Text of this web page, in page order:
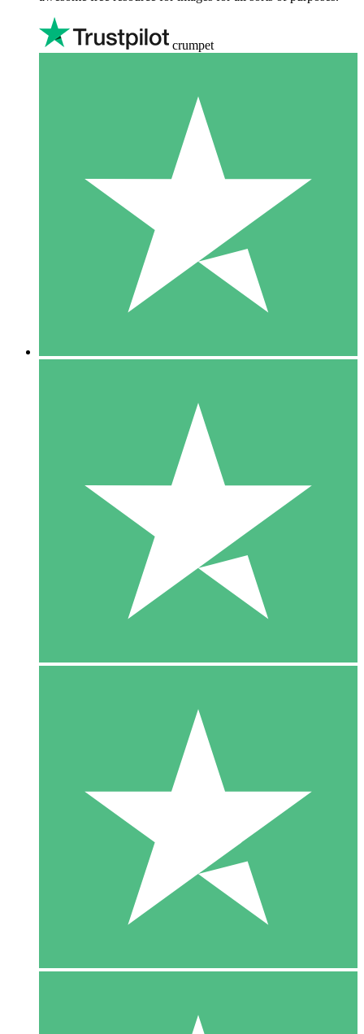
crumpet